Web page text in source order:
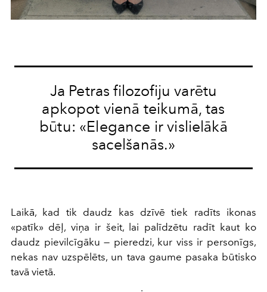
Ja Petras filozofiju varētu
apkopot vienā teikumā, tas
būtu: «Elegance ir vislielākā
sacelšanās.»
Laikā, kad tik daudz kas dzīvē tiek radīts ikonas
«patīk» dēļ, viņa ir šeit, lai palīdzētu radīt kaut ko
daudz pievilcīgāku — pieredzi, kur viss ir personīgs,
nekas nav uzspēlēts, un tava gaume pasaka būtisko
tavā vietā.